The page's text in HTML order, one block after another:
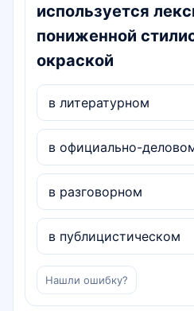
используется
пониженной
окраской
в литературном
в официально-
в разговорном
в публицистическом
Нашли ошибку?